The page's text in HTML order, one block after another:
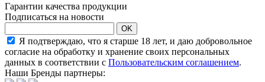
Гарантии качества продукции
Подписаться на новости
OK
Я подтверждаю, что я старше 18 лет, и даю добровольное
согласие на обработку и хранение своих персональных
данных в соответствии с Пользовательским соглашением.
Наши Бренды партнеры: